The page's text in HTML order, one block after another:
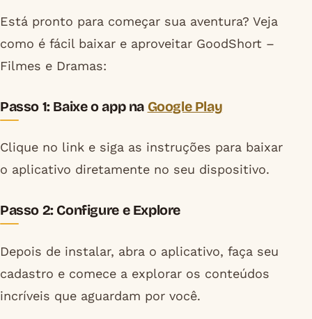
Está pronto para começar sua aventura? Veja
como é fácil baixar e aproveitar GoodShort –
Filmes e Dramas:
Passo 1: Baixe o app na Google Play
Clique no link e siga as instruções para baixar
o aplicativo diretamente no seu dispositivo.
Passo 2: Configure e Explore
Depois de instalar, abra o aplicativo, faça seu
cadastro e comece a explorar os conteúdos
incríveis que aguardam por você.